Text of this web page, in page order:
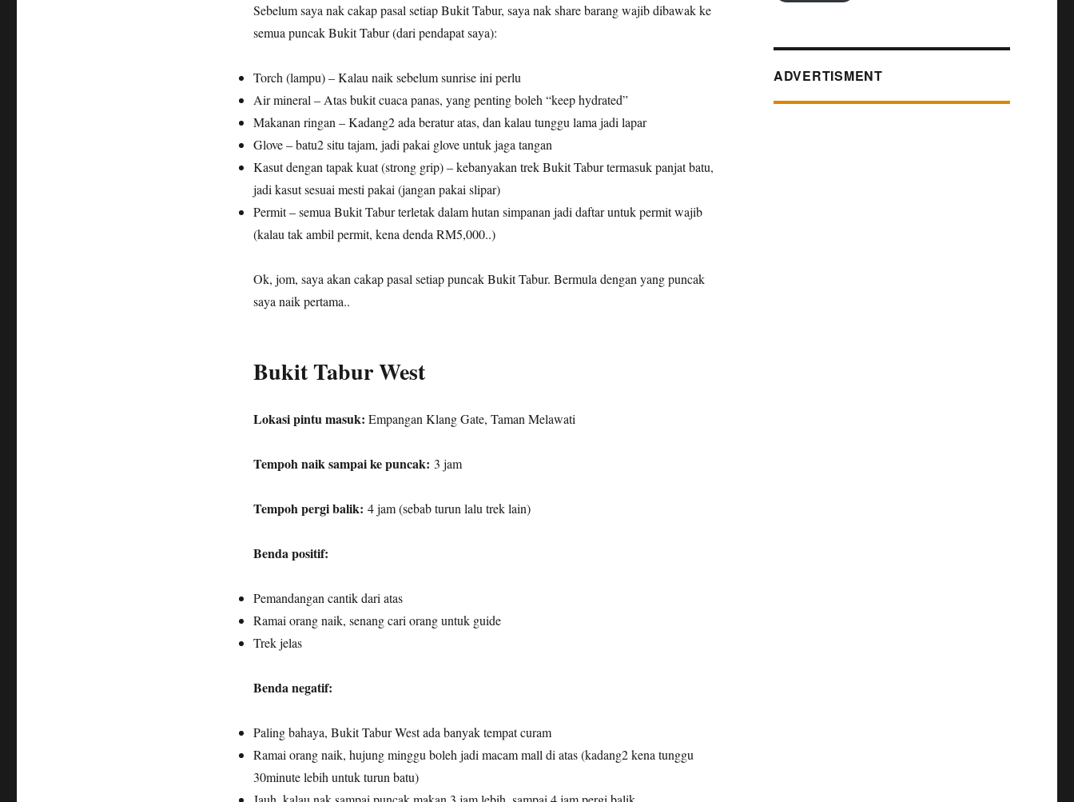
Sebelum saya nak cakap pasal setiap Bukit Tabur, saya nak share barang wajib dibawak ke
semua puncak Bukit Tabur (dari pendapat saya):
Torch (lampu) – Kalau naik sebelum sunrise ini perlu
Air mineral – Atas bukit cuaca panas, yang penting boleh “keep hydrated”
Makanan ringan – Kadang2 ada beratur atas, dan kalau tunggu lama jadi lapar
Glove – batu2 situ tajam, jadi pakai glove untuk jaga tangan
Kasut dengan tapak kuat (strong grip) – kebanyakan trek Bukit Tabur termasuk panjat batu,
jadi kasut sesuai mesti pakai (jangan pakai slipar)
Permit – semua Bukit Tabur terletak dalam hutan simpanan jadi daftar untuk permit wajib
(kalau tak ambil permit, kena denda RM5,000..)
Ok, jom, saya akan cakap pasal setiap puncak Bukit Tabur. Bermula dengan yang puncak
saya naik pertama..
Bukit Tabur West
Lokasi pintu masuk: Empangan Klang Gate, Taman Melawati
Tempoh naik sampai ke puncak: 3 jam
Tempoh pergi balik: 4 jam (sebab turun lalu trek lain)
Benda positif:
Pemandangan cantik dari atas
Ramai orang naik, senang cari orang untuk guide
Trek jelas
Benda negatif:
Paling bahaya, Bukit Tabur West ada banyak tempat curam
Ramai orang naik, hujung minggu boleh jadi macam mall di atas (kadang2 kena tunggu
30minute lebih untuk turun batu)
ADVERTISMENT